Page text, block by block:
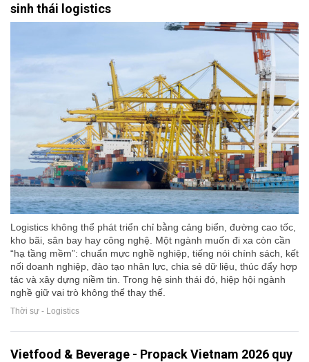
sinh thái logistics
Logistics không thể phát triển chỉ bằng cảng biển, đường cao tốc,
kho bãi, sân bay hay công nghệ. Một ngành muốn đi xa còn cần
“hạ tầng mềm”: chuẩn mực nghề nghiệp, tiếng nói chính sách, kết
nối doanh nghiệp, đào tạo nhân lực, chia sẻ dữ liệu, thúc đẩy hợp
tác và xây dựng niềm tin. Trong hệ sinh thái đó, hiệp hội ngành
nghề giữ vai trò không thể thay thế.
Thời sự - Logistics
Vietfood & Beverage - Propack Vietnam 2026 quy